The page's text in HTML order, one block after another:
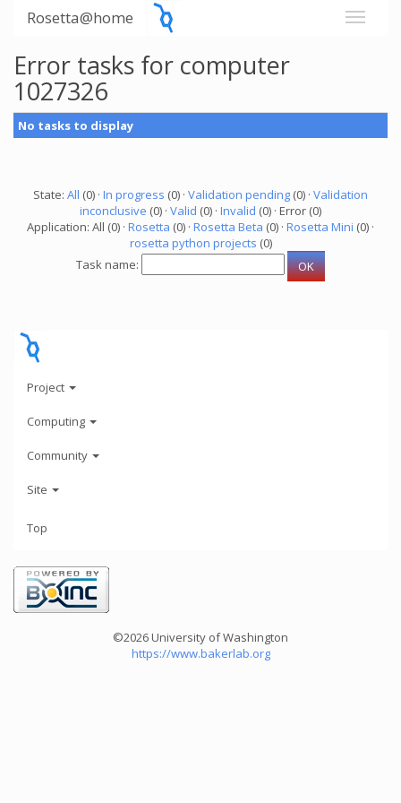
Rosetta@home
Error tasks for computer
1027326
No tasks to display
State: All (0) · In progress (0) · Validation pending (0) · Validation
inconclusive (0) · Valid (0) · Invalid (0) · Error (0)
Application: All (0) · Rosetta (0) · Rosetta Beta (0) · Rosetta Mini (0) ·
rosetta python projects (0)
Task name:
Project
Computing
Community
Site
Top
©2026 University of Washington
https://www.bakerlab.org